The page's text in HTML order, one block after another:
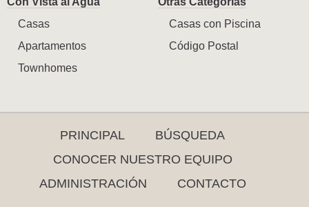
Casas
Apartamentos
Townhomes
Casas con Piscina
Código Postal
PRINCIPAL
BÚSQUEDA
CONOCER NUESTRO EQUIPO
ADMINISTRACIÓN
CONTACTO